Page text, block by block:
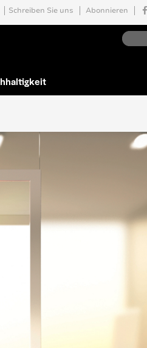
Schreiben Sie uns Abonnieren